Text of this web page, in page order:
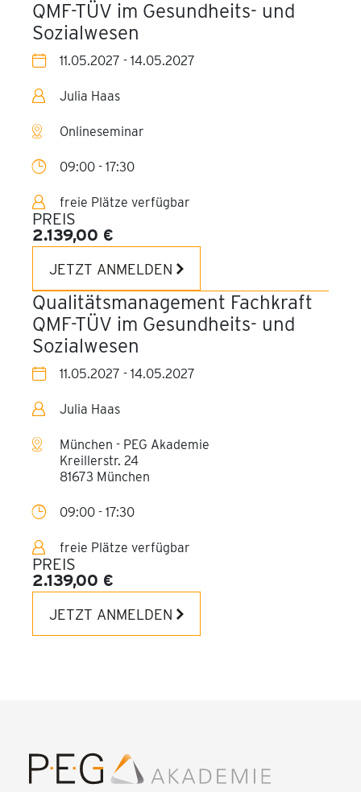
QMF-TÜV im Gesundheits- und
Sozialwesen
11.05.2027 - 14.05.2027
Julia Haas
Onlineseminar
09:00 - 17:30
freie Plätze verfügbar
PREIS
2.139,00 €
JETZT ANMELDEN
Qualitätsmanagement Fachkraft
QMF-TÜV im Gesundheits- und
Sozialwesen
11.05.2027 - 14.05.2027
Julia Haas
München - PEG Akademie
Kreillerstr. 24
81673 München
09:00 - 17:30
freie Plätze verfügbar
PREIS
2.139,00 €
JETZT ANMELDEN